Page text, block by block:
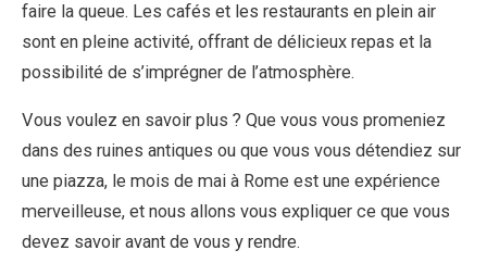
faire la queue. Les cafés et les restaurants en plein air
sont en pleine activité, offrant de délicieux repas et la
possibilité de s’imprégner de l’atmosphère.
Vous voulez en savoir plus ? Que vous vous promeniez
dans des ruines antiques ou que vous vous détendiez sur
une piazza, le mois de mai à Rome est une expérience
merveilleuse, et nous allons vous expliquer ce que vous
devez savoir avant de vous y rendre.